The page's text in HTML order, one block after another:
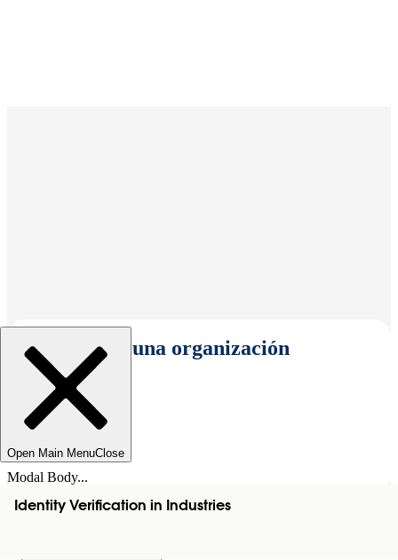
Seleccionar una organización
Open Main MenuClose
Modal Body...
Identity Verification in Industries